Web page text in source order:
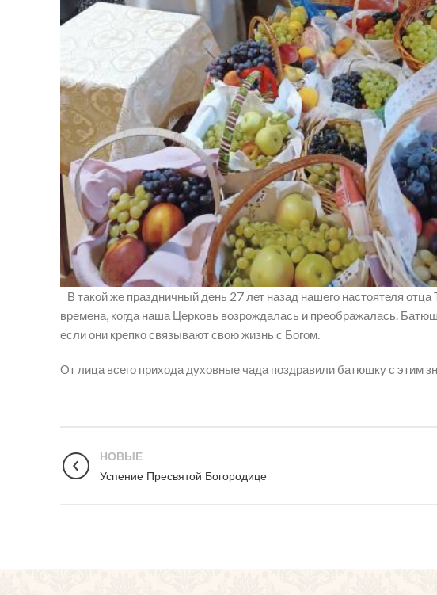
В такой же праздничный день 27 лет назад нашего настоятеля
времена, когда наша Церковь возрождалась и преображалась.
если они крепко связывают свою жизнь с Богом.
От лица всего прихода духовные чада поздравили батюшку с этим
НОВЫЕ
Успение Пресвятой Богородице